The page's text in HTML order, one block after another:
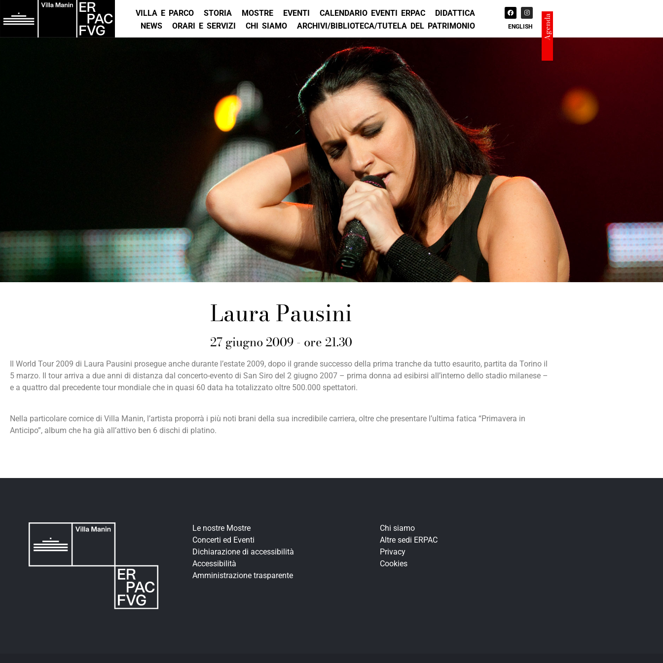
VILLA E PARCO STORIA MOSTRE EVENTI CALENDARIO EVENTI ERPAC
DIDATTICA
NEWS
ORARI E SERVIZI CHI SIAMO ARCHIVI/BIBLIOTECA/TUTELA DEL PATRIMONIO ENGLISH Agenda
Laura Pausini
27 giugno 2009 - ore 21.30
Il World Tour 2009 di Laura Pausini prosegue anche durante l’estate 2009, dopo il grande successo della prima tranche da tutto esaurito, partita da Torino il
5 marzo. Il tour arriva a due anni di distanza dal concerto-evento di San Siro del 2 giugno 2007 – prima donna ad esibirsi all’interno dello stadio milanese –
e a quattro dal precedente tour mondiale che in quasi 60 data ha totalizzato oltre 500.000 spettatori.
Nella particolare cornice di Villa Manin, l’artista proporrà i più noti brani della sua incredibile carriera, oltre che presentare l’ultima fatica “Primavera in
Anticipo”, album che ha già all’attivo ben 6 dischi di platino.
Le nostre Mostre
Concerti ed Eventi
Dichiarazione di accessibilità
Accessibilità
Amministrazione trasparente
Chi siamo
Altre sedi ERPAC
Privacy
Cookies